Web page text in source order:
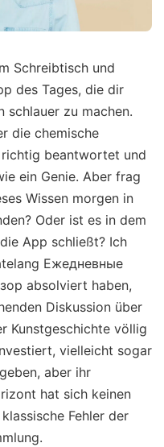
Schreibtisch und
des Tages, die dir
zu machen.
die chemische
beantwortet und
ein Genie. Aber frag
Wissen morgen in
Oder ist es in dem
App schließt? Ich
Ежедневные
absolviert haben,
Diskussion über
Kunstgeschichte völlig
vielleicht sogar
aber ihr
hat sich keinen
Fehler der